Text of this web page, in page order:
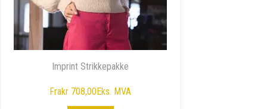
Imprint Strikkepakke
Frakr 708,00Eks. MVA